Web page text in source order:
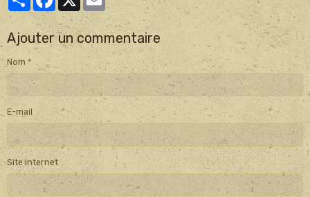
Ajouter un commentaire
Nom
E-mail
Site Internet